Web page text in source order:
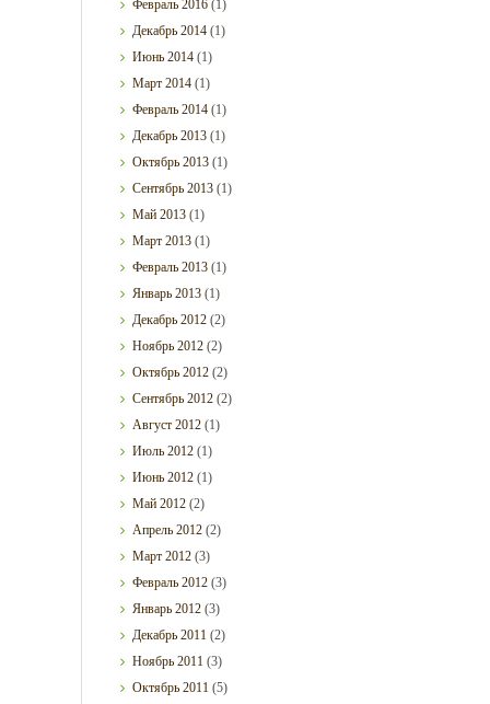
Февраль2016 (1)
Декабрь2014 (1)
Июнь2014 (1)
Март2014 (1)
Февраль2014 (1)
Декабрь2013 (1)
Октябрь2013 (1)
Сентябрь2013 (1)
Май2013 (1)
Март2013 (1)
Февраль2013 (1)
Январь2013 (1)
Декабрь2012 (2)
Ноябрь2012 (2)
Октябрь2012 (2)
Сентябрь2012 (2)
Август2012 (1)
Июль2012 (1)
Июнь2012 (1)
Май2012 (2)
Апрель2012 (2)
Март2012 (3)
Февраль2012 (3)
Январь2012 (3)
Декабрь2011 (2)
Ноябрь2011 (3)
Октябрь2011 (5)